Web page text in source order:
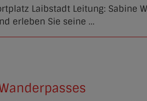
Laibstadt Leitung: Sabine
erleben Sie seine ...